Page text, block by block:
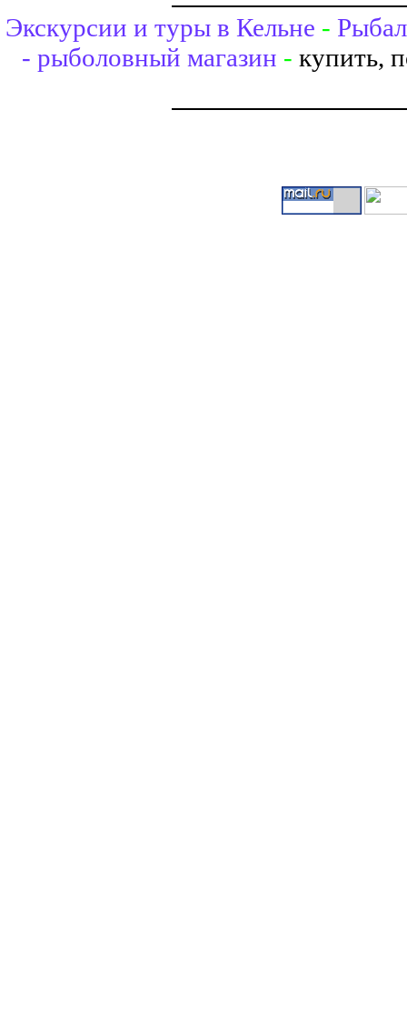
Экскурсии и туры в Кельне -
- рыболовный магазин - купить,